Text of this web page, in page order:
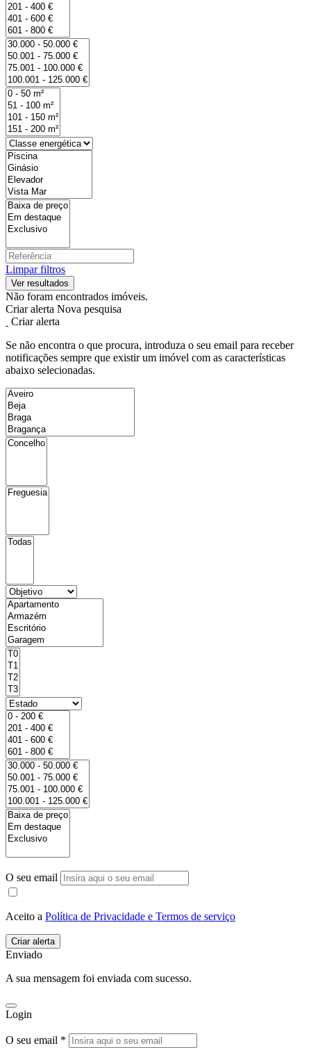
Limpar filtros
Não foram encontrados imóveis.
Criar alerta Nova pesquisa
Criar alerta
Se não encontra o que procura, introduza o seu email para receber
notificações sempre que existir um imóvel com as características
abaixo selecionadas.
O seu email
Aceito a Política de Privacidade e Termos de serviço
Enviado
A sua mensagem foi enviada com sucesso.
Login
O seu email *